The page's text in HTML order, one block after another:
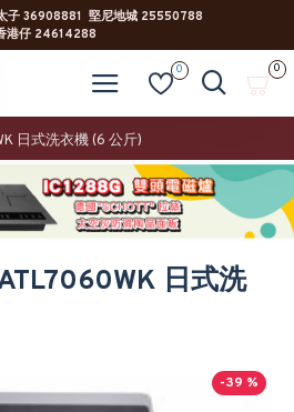
子 36908881 堅尼地城 25550788
港仔 24614288
0 0
日式洗衣機 (6 公斤)
日式洗
-39 %